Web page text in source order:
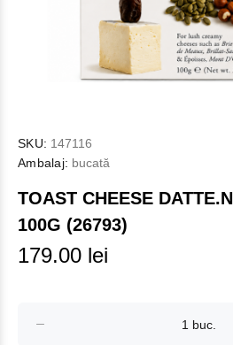
SKU: 147116
Ambalaj: bucată
TOAST CHEESE
100G (26793)
179.00 lei